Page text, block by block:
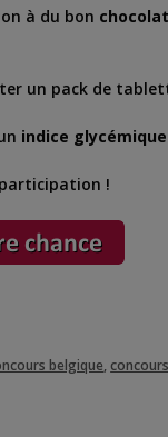
à du bon
un pack de
indice
!
belgique